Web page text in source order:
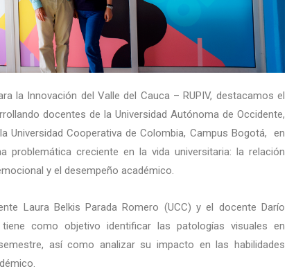
la Innovación del Valle del Cauca – RUPIV, destacamos el
docentes de la Universidad Autónoma de Occidente,
Universidad Cooperativa de Colombia, Campus Bogotá, en
problemática creciente en la vida universitaria: la relación
y el desempeño académico.
Laura Belkis Parada Romero (UCC) y el docente Darío
tiene como objetivo identificar las patologías visuales en
así como analizar su impacto en las habilidades